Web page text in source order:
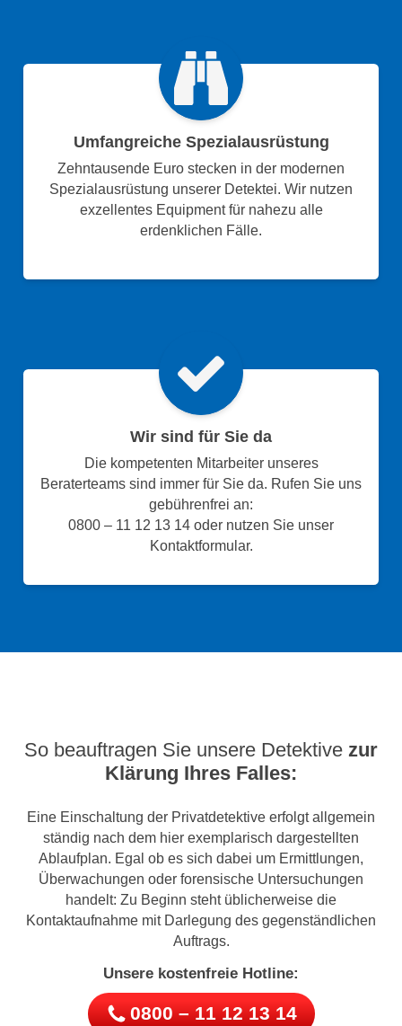
Umfangreiche Spezialausrüstung
Zehntausende Euro stecken in der modernen
Spezialausrüstung unserer Detektei. Wir nutzen
exzellentes Equipment für nahezu alle
erdenklichen Fälle.
Wir sind für Sie da
Die kompetenten Mitarbeiter unseres
Beraterteams sind immer für Sie da. Rufen Sie uns
gebührenfrei an:
0800 – 11 12 13 14 oder nutzen Sie unser
Kontaktformular.
So beauftragen Sie unsere Detektive zur
Klärung Ihres Falles:
Eine Einschaltung der Privatdetektive erfolgt allgemein
ständig nach dem hier exemplarisch dargestellten
Ablaufplan. Egal ob es sich dabei um Ermittlungen,
Überwachungen oder forensische Untersuchungen
handelt: Zu Beginn steht üblicherweise die
Kontaktaufnahme mit Darlegung des gegenständlichen
Auftrags.
Unsere kostenfreie Hotline:
0800 – 11 12 13 14